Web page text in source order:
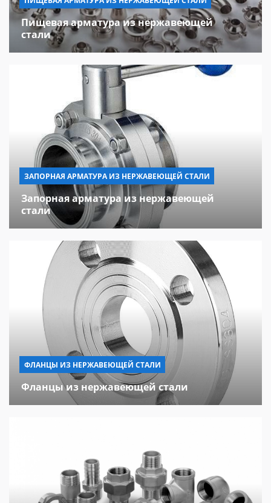
Пищевая арматура из нержавеющей
стали
ЗАПОРНАЯ АРМАТУРА ИЗ НЕРЖАВЕЮЩЕЙ СТАЛИ
Запорная арматура из нержавеющей
стали
ФЛАНЦЫ ИЗ НЕРЖАВЕЮЩЕЙ СТАЛИ
Фланцы из нержавеющей стали